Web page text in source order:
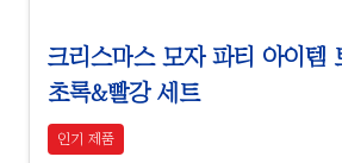
크리스마스 모자 파티 아이템
초록&빨강 세트
인기 제품